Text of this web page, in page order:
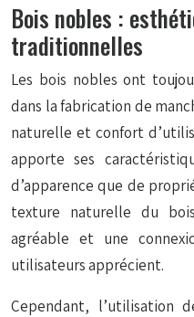
Bois nobles :
traditionnelles
Les bois nobles ont
dans la fabrication de
naturelle et confort
apporte ses
d’apparence que de
texture naturelle du
agréable et une
utilisateurs apprécient.
Cependant, l’utilisation